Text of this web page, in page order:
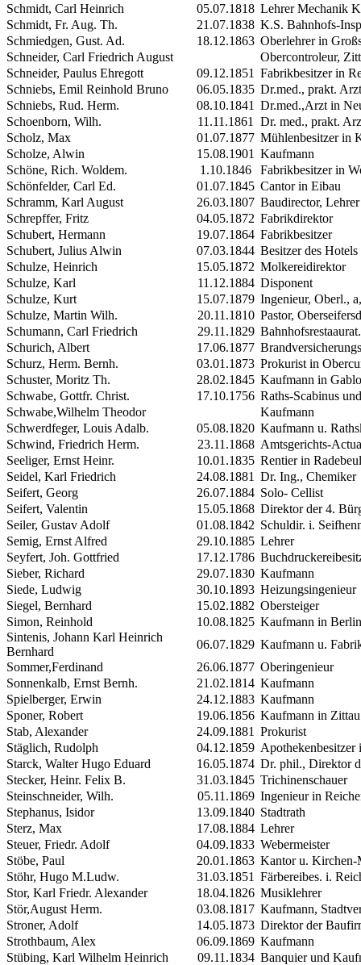
Schmidt, Carl Heinrich
05.07.1818 Lehrer Mechanik
Schmidt, Fr. Aug. Th.
21.07.1838 K.S. Bahnhofs-
Schmiedgen, Gust. Ad.
18.12.1863 Oberlehrer in
Schneider, Carl Friedrich August
Obercontroleur,
Schneider, Paulus Ehregott
09.12.1851 Fabrikbesitzer in
Schniebs, Emil Reinhold Bruno
06.05.1835 Dr.med., prakt.
Schniebs, Rud. Herm.
08.10.1841 Dr.med.,Arzt in
Schoenborn, Wilh.
11.11.1861
Dr. med., prakt.
Scholz, Max
01.07.1877 Mühlenbesitzer in
Scholze, Alwin
15.08.1901 Kaufmann
Schöne, Rich. Woldem.
1.10.1846
Fabrikbesitzer in
Schönfelder, Carl Ed.
01.07.1845 Cantor in Eibau
Schramm, Karl August
26.03.1807 Baudirector,
Schrepffer, Fritz
04.05.1872 Fabrikdirektor
Schubert, Hermann
19.07.1864 Fabrikbesitzer
Schubert, Julius Alwin
07.03.1844 Besitzer des
Schulze, Heinrich
15.05.1872 Molkereidirektor
Schulze, Karl
11.12.1884 Disponent
Schulze, Kurt
15.07.1879 Ingenieur, Oberl.,
Schulze, Martin Wilh.
20.11.1810 Pastor,
Schumann, Carl Friedrich
29.11.1829
Schurich, Albert
17.06.1877
Schurz, Herm. Bernh.
03.01.1873 Prokurist in
Schuster, Moritz Th.
28.02.1845 Kaufmann in
Schwabe, Gottfr. Christ.
17.10.1756 Raths-Scabinus
Schwabe,Wilhelm Theodor
Kaufmann
Schwerdfeger, Louis Adalb.
05.08.1820 Kaufmann u.
Schwind, Friedrich Herm.
23.11.1868 Amtsgerichts-
Seeliger, Ernst Heinr.
10.01.1835 Rentier in Radebeul
Seidel, Karl Friedrich
24.08.1881 Dr. Ing., Chemiker
Seifert, Georg
26.07.1884 Solo- Cellist
Seifert, Valentin
15.05.1868 Direktor der 4.
Seiler, Gustav Adolf
01.08.1842 Schuldir. i.
Semig, Ernst Alfred
29.10.1885 Lehrer
Seyfert, Joh. Gottfried
17.12.1786
Sieber, Richard
29.07.1830 Kaufmann
Siede, Ludwig
30.10.1893 Heizungsingenieur
Siegel, Bernhard
15.02.1882 Obersteiger
Simon, Reinhold
10.08.1825 Kaufmann in Berlin
Sintenis, Johann Karl Heinrich
Bernhard
06.07.1829 Kaufmann u.
Sommer,Ferdinand
26.06.1877 Oberingenieur
Sonnenkalb, Ernst Bernh.
21.02.1814 Kaufmann
Spielberger, Erwin
24.12.1883 Kaufmann
Sponer, Robert
19.06.1856 Kaufmann in Zittau
Stab, Alexander
24.09.1881 Prokurist
Stäglich, Rudolph
04.12.1859 Apothekenbesitzer
Starck, Walter Hugo Eduard
16.05.1874 Dr. phil., Direktor
Stecker, Heinr. Felix B.
31.03.1845 Trichinenschauer
Steinschneider, Wilh.
05.11.1869 Ingenieur in
Stephanus, Isidor
13.09.1840 Stadtrath
Sterz, Max
17.08.1884 Lehrer
Steuer, Friedr. Adolf
04.09.1833 Webermeister
Stöbe, Paul
20.01.1863 Kantor u. Kirchen-
Stöhr, Hugo M.Ludw.
31.03.1851 Färbereibes. i.
Stor, Karl Friedr. Alexander
18.04.1826 Musiklehrer
Stör,August Herm.
03.08.1817 Kaufmann,
Stroner, Adolf
14.05.1873 Direktor der
Strothbaum, Alex
06.09.1869 Kaufmann
Stübing, Karl Wilhelm Heinrich
09.11.1834 Banquier und